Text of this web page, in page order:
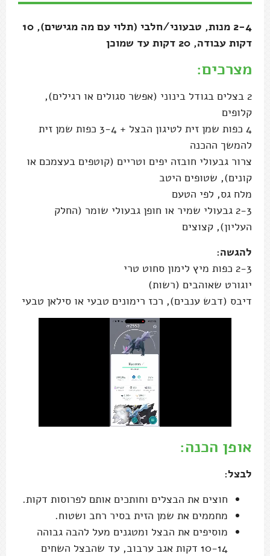
2-4 מנות, טבעוני/חלבי (תלוי עם מה מגישים), 10
דקות עבודה, 20 דקות עד שמוכן
מצרכים:
2 בצלים בגודל בינוני (אפשר סגולים או רגילים),
קלופים
4 כפות שמן זית לטיגון הבצל + 3-4 כפות שמן זית
להמשך ההכנה
צרור גבעולי חובזה יפים וטריים (קוטפים בעצמכם או
קונים), שטופים היטב
מלח גס, לפי הטעם
2-3 גבעולי שמיר או חופן גבעולי שומר (החלק
העליון), קצוצים
להגשה:
2-3 כפות מיץ לימון סחוט טרי
יוגורט שאוהבים (רשות)
דיבס (דבש ענבים), רכז רימונים טבעי או סילאן טבעי
אופן הכנה:
לבצל:
חוצים את הבצלים וחותכים אותם לפרוסות דקות.
מחממים את שמן הזית בסיר רחב ושטוח.
מוסיפים את הבצל ומטגנים מעל להבה גבוהה
10-14 דקות אגב ערבוב, עד שהבצל השחים